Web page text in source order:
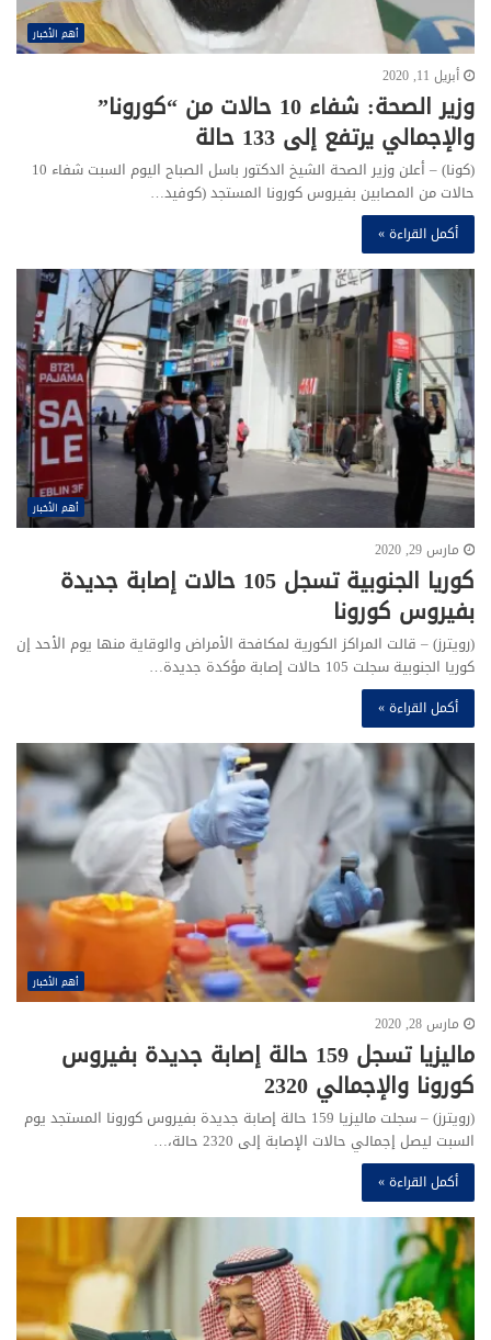
أهم الأخبار
أبريل 11, 2020
وزير الصحة: شفاء 10 حالات من “كورونا”
والإجمالي يرتفع إلى 133 حالة
(كونا) – أعلن وزير الصحة الشيخ الدكتور باسل الصباح اليوم السبت شفاء 10
حالات من المصابين بفيروس كورونا المستجد (كوفيد…
أكمل القراءة »
أهم الأخبار
مارس 29, 2020
كوريا الجنوبية تسجل 105 حالات إصابة جديدة
بفيروس كورونا
(رويترز) – قالت المراكز الكورية لمكافحة الأمراض والوقاية منها يوم الأحد إن
كوريا الجنوبية سجلت 105 حالات إصابة مؤكدة جديدة…
أكمل القراءة »
أهم الأخبار
مارس 28, 2020
ماليزيا تسجل 159 حالة إصابة جديدة بفيروس
كورونا والإجمالي 2320
(رويترز) – سجلت ماليزيا 159 حالة إصابة جديدة بفيروس كورونا المستجد يوم
السبت ليصل إجمالي حالات الإصابة إلى 2320 حالة،…
أكمل القراءة »